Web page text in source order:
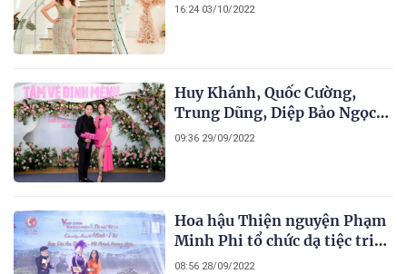
chất với vai trò giám khảo
16:24 03/10/2022
Huy Khánh, Quốc Cường,
Trung Dũng, Diệp Bảo Ngọc,
Tú Tri tham gia Lật Mặt 6:
09:36 29/09/2022
Hoa hậu Thiện nguyện Phạm
Minh Phi tổ chức dạ tiệc tri
ân tại nhà hàng sang trọng
08:56 28/09/2022